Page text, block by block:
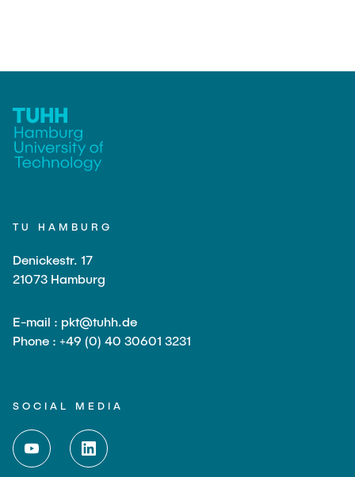
TU HAMBURG
Denickestr. 17
21073 Hamburg
E-mail : pkt@tuhh.de
Phone : +49 (0) 40 30601 3231
SOCIAL MEDIA